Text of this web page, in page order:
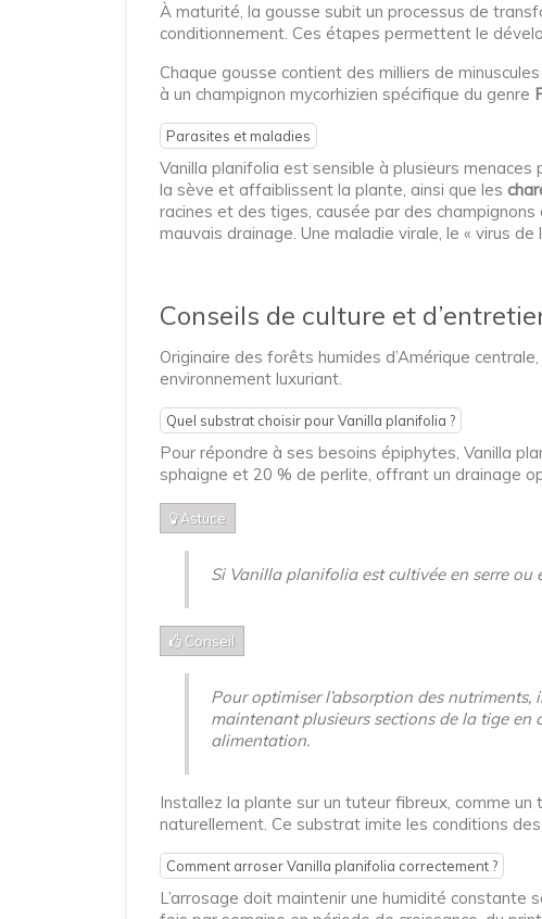
À maturité, la gousse subit un processus de
conditionnement. Ces étapes permettent le
Chaque gousse contient des milliers de
à un champignon mycorhizien spécifique du genre
Parasites et maladies
Vanilla planifolia est sensible à plusieurs
la sève et affaiblissent la plante, ainsi que les
racines et des tiges, causée par des champignons
mauvais drainage. Une maladie virale, le « virus
Conseils de culture et
Originaire des forêts humides d’Amérique
environnement luxuriant.
Quel substrat choisir pour Vanilla planifolia ?
Pour répondre à ses besoins épiphytes, Vanilla
sphaigne et 20 % de perlite, offrant un drainage
Astuce
Si Vanilla planifolia est cultivée en serre
Conseil
Pour optimiser l’absorption des
maintenant plusieurs sections de la tige en
alimentation.
Installez la plante sur un tuteur fibreux, comme
naturellement. Ce substrat imite les conditions
Comment arroser Vanilla planifolia correctement ?
L’arrosage doit maintenir une humidité constante